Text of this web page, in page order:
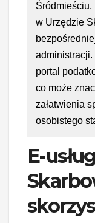
Śródmieściu,
w Urzędzie
portal
co może
załatwienia
osobistego
E-